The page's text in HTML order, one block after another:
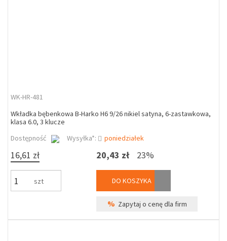
WK-HR-481
Wkładka bębenkowa B-Harko H6 9/26 nikiel satyna, 6-zastawkowa,
klasa 6.0, 3 klucze
Dostępność
Wysyłka*: poniedziałek
16,61 zł
szt
20,43 zł 23%
DO KOSZYKA
% Zapytaj o cenę dla firm